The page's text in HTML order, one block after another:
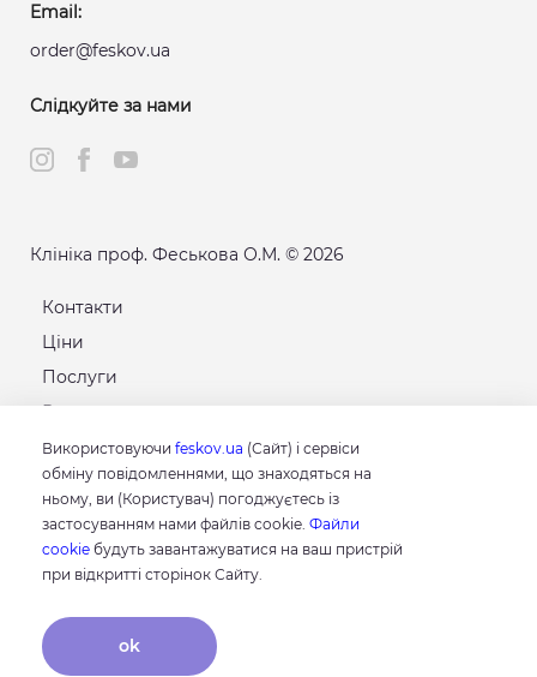
Використовуючи feskov.ua (Сайт) і сервіси
обміну повідомленнями, що знаходяться на
ньому, ви (Користувач) погоджуєтесь із
застосуванням нами файлів cookie. Файли
cookie будуть завантажуватися на ваш пристрій
при відкритті сторінок Сайту.
ok
Email:
order@feskov.ua
Слідкуйте за нами
Клініка проф. Феськова О.М. © 2026
Контакти
Ціни
Послуги
Розклад
Карта сайту
GOOGLE
4.8
Грунтуючись на 214 відгуках